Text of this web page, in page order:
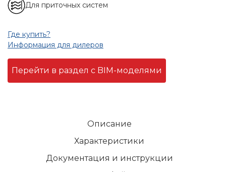
Для приточных систем
Где купить?
Информация для дилеров
Перейти в раздел с BIM-моделями
Описание
Характеристики
Документация и инструкции